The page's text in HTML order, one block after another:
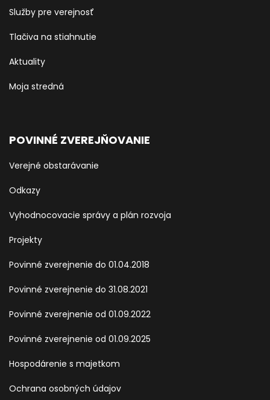
Služby pre verejnosť
Tlačiva na stiahnutie
Aktuality
Moja stredná
POVINNÉ ZVEREJŇOVANIE
Verejné obstarávanie
Odkazy
Vyhodnocovacie správy a plán rozvoja
Projekty
Povinné zverejnenie do 01.04.2018
Povinné zverejnenie do 31.08.2021
Povinné zverejnenie od 01.09.2022
Povinné zverejnenie od 01.09.2025
Hospodárenie s majetkom
Ochrana osobných údajov